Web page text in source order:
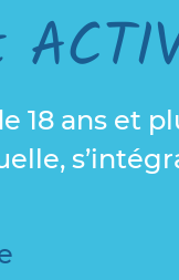
18 ans et